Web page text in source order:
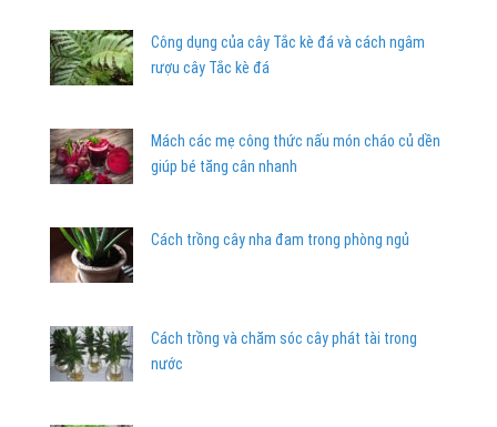
Công dụng của cây Tắc kè đá và cách ngâm
rượu cây Tắc kè đá
Mách các mẹ công thức nấu món cháo củ dền
giúp bé tăng cân nhanh
Cách trồng cây nha đam trong phòng ngủ
Cách trồng và chăm sóc cây phát tài trong
nước